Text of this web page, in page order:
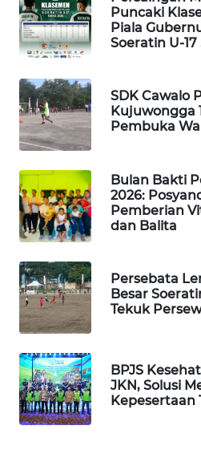
Puncaki
Piala
Soeratin U-17
SDK Cawalo
Kujuwongga
Pembuka
Bulan Bakti
2026:
Pemberian
dan Balita
Persebata
Besar
Tekuk
BPJS
JKN, Solusi
Kepesertaan
WAHANANEWS
ID
WAHANANEWS
CO ID
WAHANANEWS
NET
WAHANA
SPORT
UMKM
WAHANA
SELEB
WAHANA
PERSONA